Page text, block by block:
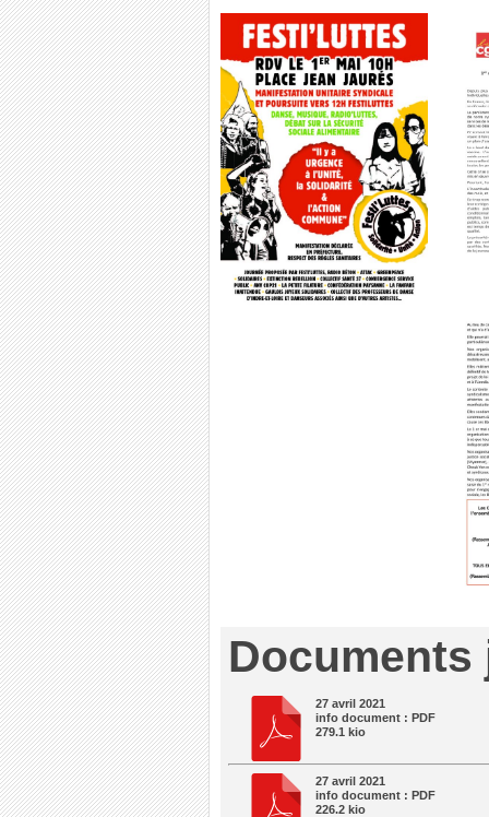
Documents
27 avril 2021
info document : PDF
279.1 kio
27 avril 2021
info document : PDF
226.2 kio